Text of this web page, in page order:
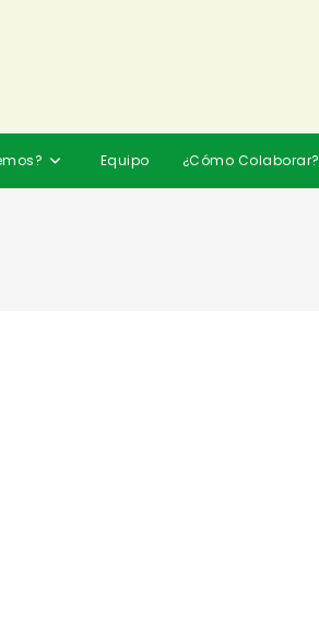
Equipo ¿Cómo Colaborar?